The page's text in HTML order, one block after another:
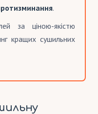
.
за ціною-якістю
кращих сушильних